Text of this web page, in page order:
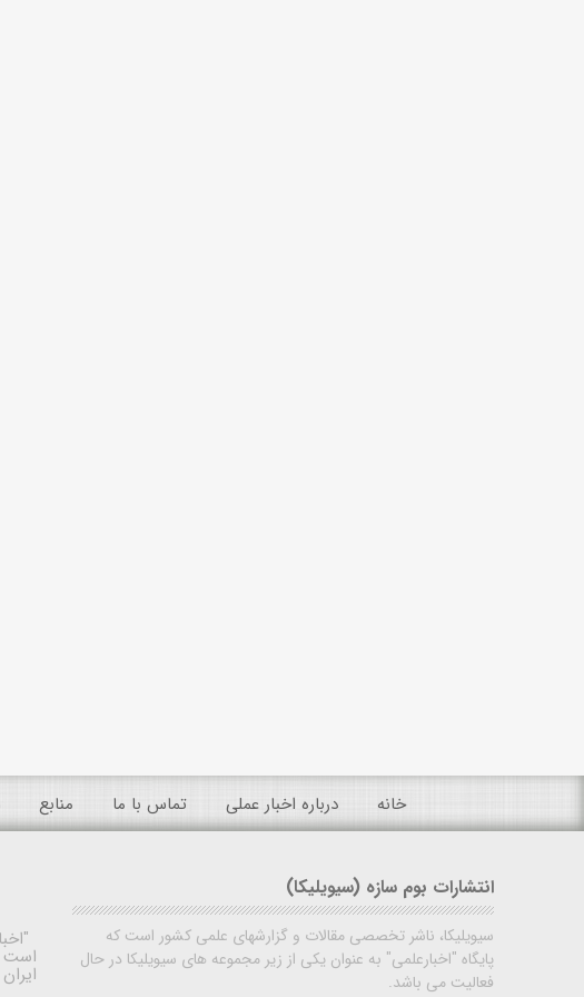
خانه درباره اخبار عملی تماس با ما منابع
انتشارات بوم سازه (سیویلیکا)
سیویلیکا، ناشر تخصصی مقالات و گزارشهای علمی کشور است که
پایگاه "اخبارعلمی" به عنوان یکی از زیر مجموعه های سیویلیکا در حال
فعالیت می باشد.
است